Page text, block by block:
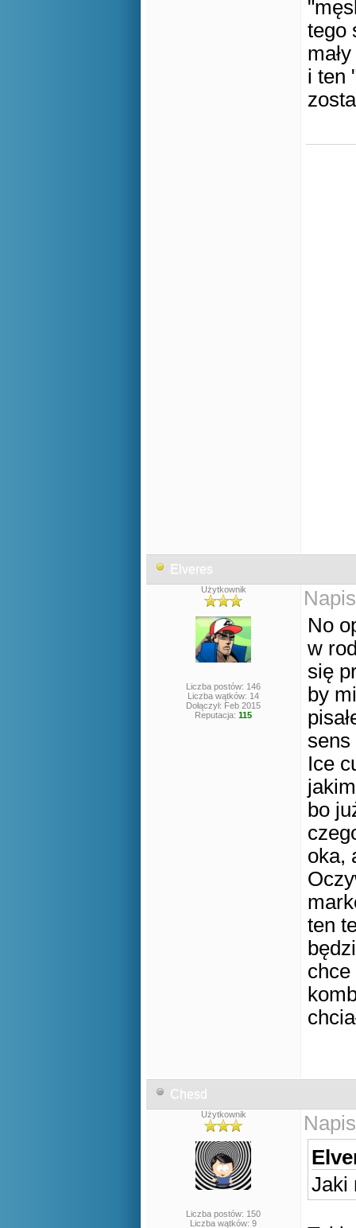
tego
i ten
Elveres
Użytkownik
Liczba postów: 146
Liczba wątków: 14
Dołączył: Feb 2015
Reputacja: 115
No
w
się
by
sens
Ice
bo
oka,
ten
chce
Chesd
Użytkownik
Liczba postów: 150
Liczba wątków: 9
Jaki